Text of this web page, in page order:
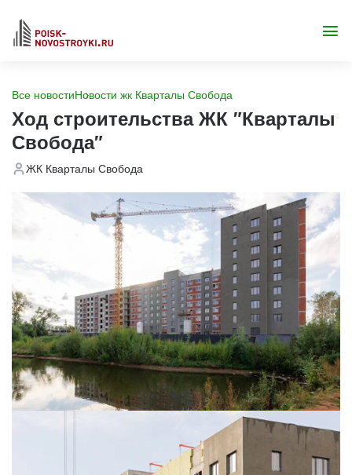
Все новостиНовости жк Кварталы Свобода
Ход строительства ЖК "Кварталы
Свобода"
ЖК Кварталы Свобода